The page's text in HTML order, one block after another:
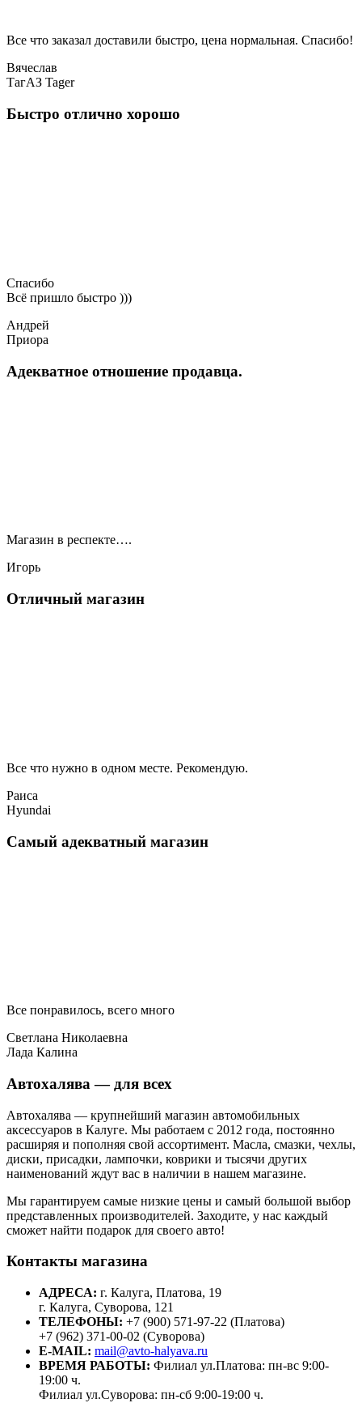
Все что заказал доставили быстро, цена нормальная. Спасибо!
Вячеслав
ТагАЗ Tager
Быстро отлично хорошо
Спасибо
Всё пришло быстро )))
Андрей
Приора
Адекватное отношение продавца.
Магазин в респекте….
Игорь
Отличный магазин
Все что нужно в одном месте. Рекомендую.
Раиса
Hyundai
Самый адекватный магазин
Все понравилось, всего много
Светлана Николаевна
Лада Калина
Автохалява — для всех
Автохалява — крупнейший магазин автомобильных
аксессуаров в Калуге. Мы работаем с 2012 года, постоянно
расширяя и пополняя свой ассортимент. Масла, смазки, чехлы,
диски, присадки, лампочки, коврики и тысячи других
наименований ждут вас в наличии в нашем магазине.
Мы гарантируем самые низкие цены и самый большой выбор
представленных производителей. Заходите, у нас каждый
сможет найти подарок для своего авто!
Контакты магазина
АДРЕСА: г. Калуга, Платова, 19
г. Калуга, Суворова, 121
ТЕЛЕФОНЫ: +7 (900) 571-97-22 (Платова)
+7 (962) 371-00-02 (Суворова)
E-MAIL: mail@avto-halyava.ru
ВРЕМЯ РАБОТЫ: Филиал ул.Платова: пн-вс 9:00-
19:00 ч.
Филиал ул.Суворова: пн-сб 9:00-19:00 ч.